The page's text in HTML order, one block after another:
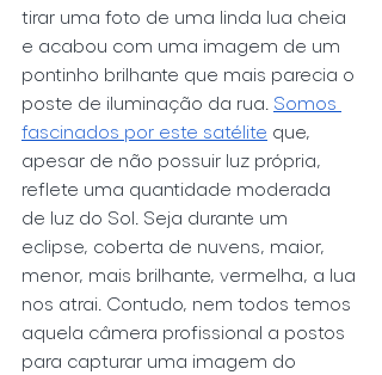
tirar uma foto de uma linda lua cheia
e acabou com uma imagem de um
pontinho brilhante que mais parecia o
poste de iluminação da rua. Somos
fascinados por este satélite que,
apesar de não possuir luz própria,
reflete uma quantidade moderada
de luz do Sol. Seja durante um
eclipse, coberta de nuvens, maior,
menor, mais brilhante, vermelha, a lua
nos atrai. Contudo, nem todos temos
aquela câmera profissional a postos
para capturar uma imagem do